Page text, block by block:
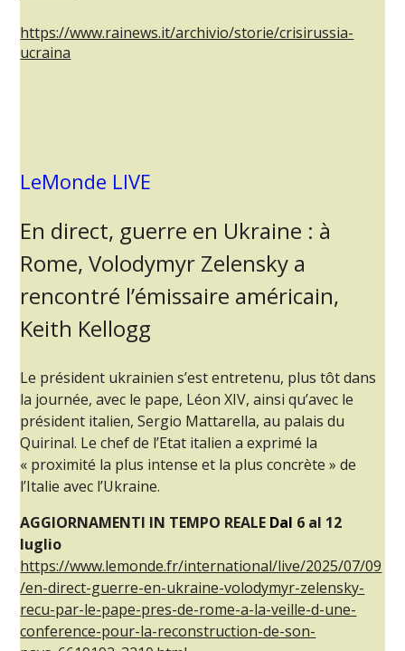
https://www.rainews.it/archivio/storie/crisirussia-
ucraina
LeMonde LIVE
En direct, guerre en Ukraine : à
Rome, Volodymyr Zelensky a
rencontré l’émissaire américain,
Keith Kellogg
Le président ukrainien s’est entretenu, plus tôt dans
la journée, avec le pape, Léon XIV, ainsi qu’avec le
président italien, Sergio Mattarella, au palais du
Quirinal. Le chef de l’Etat italien a exprimé la
« proximité la plus intense et la plus concrète » de
l’Italie avec l’Ukraine.
AGGIORNAMENTI IN TEMPO REALE Dal 6 al 12
luglio
https://www.lemonde.fr/international/live/2025/07/09
/en-direct-guerre-en-ukraine-volodymyr-zelensky-
recu-par-le-pape-pres-de-rome-a-la-veille-d-une-
conference-pour-la-reconstruction-de-son-